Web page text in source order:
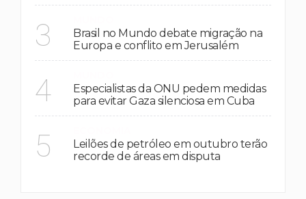
3
Brasil no Mundo debate migração na
Europa e conflito em Jerusalém
4
Especialistas da ONU pedem medidas
para evitar Gaza silenciosa em Cuba
5
Leilões de petróleo em outubro terão
recorde de áreas em disputa